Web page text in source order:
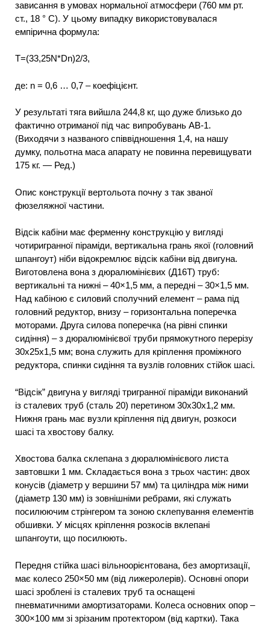
зависання в умовах нормальної атмосфери (760 мм рт.
ст., 18 ° С). У цьому випадку використовувалася
емпірична формула:
Т=(33,25N*Dn)2/3,
де: n = 0,6 … 0,7 – коефіцієнт.
У результаті тяга вийшла 244,8 кг, що дуже близько до
фактично отриманої під час випробувань АВ-1.
(Виходячи з названого співвідношення 1,4, на нашу
думку, польотна маса апарату не повинна перевищувати
175 кг. — Ред.)
Опис конструкції вертольота почну з так званої
фюзеляжної частини.
Відсік кабіни має ферменну конструкцію у вигляді
чотиригранної піраміди, вертикальна грань якої (головний
шпангоут) ніби відокремлює відсік кабіни від двигуна.
Виготовлена вона з дюралюмінієвих (Д16Т) труб:
вертикальні та нижні – 40×1,5 мм, а передні – 30×1,5 мм.
Над кабіною є силовий сполучний елемент – рама під
головний редуктор, внизу – горизонтальна поперечка
моторами. Друга силова поперечка (на рівні спинки
сидіння) – з дюралюмінієвої труби прямокутного перерізу
30x25x1,5 мм; вона служить для кріплення проміжного
редуктора, спинки сидіння та вузлів головних стійок шасі.
“Відсік” двигуна у вигляді тригранної піраміди виконаний
із сталевих труб (сталь 20) перетином 30x30x1,2 мм.
Нижня грань має вузли кріплення під двигун, розкоси
шасі та хвостову балку.
Хвостова балка склепана з дюралюмінієвого листа
завтовшки 1 мм. Складається вона з трьох частин: двох
конусів (діаметр у вершини 57 мм) та циліндра між ними
(діаметр 130 мм) із зовнішніми ребрами, які служать
посилюючим стрінгером та зоною склепування елементів
обшивки. У місцях кріплення розкосів вклепані
шпангоути, що посилюють.
Передня стійка шасі вільноорієнтована, без амортизації,
має колесо 250×50 мм (від лижеролерів). Основні опори
шасі зроблені із сталевих труб та оснащені
пневматичними амортизаторами. Колеса основних опор –
300×100 мм зі зрізаним протектором (від картки). Така